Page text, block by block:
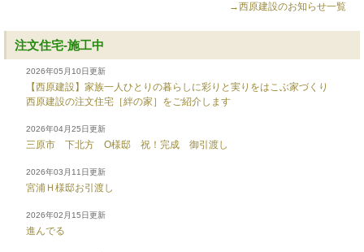
→西原建設のお知らせ一覧
注文住宅-施工中
2026年05月10日更新
【西原建設】家族一人ひとりの暮らしに彩りと実りをはこぶ家づくり
西原建設の注文住宅［絆の家］をご紹介します
2026年04月25日更新
三原市 下北方 O様邸 祝！完成 御引渡し
2026年03月11日更新
宮浦Ｈ様邸お引渡し
2026年02月15日更新
進んでる